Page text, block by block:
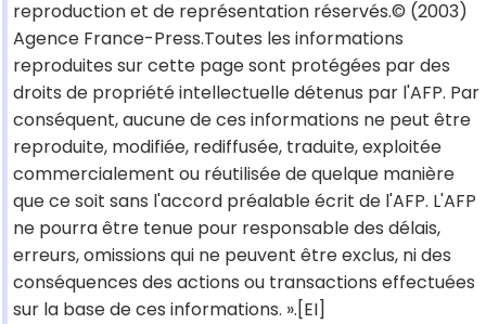
reproduction et de représentation réservés.© (2003)
Agence France-Press.Toutes les informations
reproduites sur cette page sont protégées par des
droits de propriété intellectuelle détenus par l'AFP. Par
conséquent, aucune de ces informations ne peut être
reproduite, modifiée, rediffusée, traduite, exploitée
commercialement ou réutilisée de quelque manière
que ce soit sans l'accord préalable écrit de l'AFP. L'AFP
ne pourra être tenue pour responsable des délais,
erreurs, omissions qui ne peuvent être exclus, ni des
conséquences des actions ou transactions effectuées
sur la base de ces informations. ».[EI]